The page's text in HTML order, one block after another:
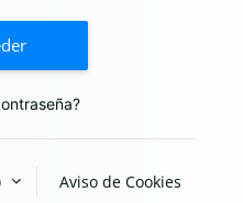
Aviso de Cookies